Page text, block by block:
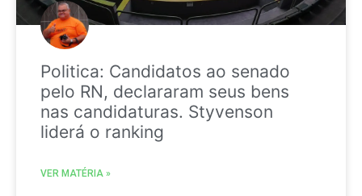
Politica: Candidatos ao senado
pelo RN, declararam seus bens
nas candidaturas. Styvenson
liderá o ranking
VER MATÉRIA »